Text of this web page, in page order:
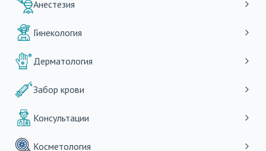
Анестезия
Гинекология
Дерматология
Забор крови
Консультации
Косметология